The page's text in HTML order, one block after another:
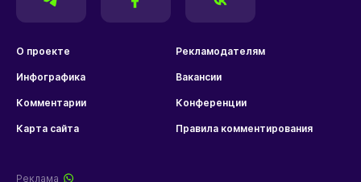
О проекте Рекламодателям
Инфографика Вакансии
Комментарии Конференции
Карта сайта Правила комментирования
Реклама